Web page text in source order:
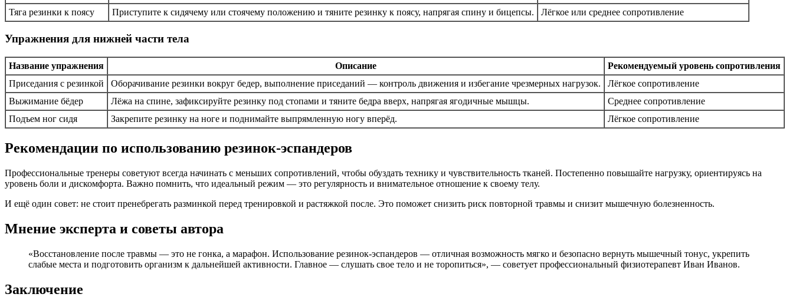
Тяга резинки к поясу
Приступите к сидячему или стоячему положению и тяните резинку к поясу, напрягая спину и бицепсы. Лёгкое или среднее сопротивление
Упражнения для нижней части тела
Название упражнения Описание
Рекомендуемый уровень сопротивления
Приседания с резинкой
Оборачивание резинки вокруг бедер, выполнение приседаний — контроль движения и избегание чрезмерных нагрузок.
Лёгкое сопротивление
Выжимание бёдер
Лёжа на спине, зафиксируйте резинку под стопами и тяните бедра вверх, напрягая ягодичные мышцы.
Среднее сопротивление
Подъем ног сидя
Закрепите резинку на ноге и поднимайте выпрямленную ногу вперёд. Лёгкое сопротивление
Рекомендации по использованию резинок-эспандеров
Профессиональные тренеры советуют всегда начинать с меньших сопротивлений, чтобы обуздать технику и чувствительность тканей. Постепенно повышайте нагрузку, ориентируясь на
уровень боли и дискомфорта. Важно помнить, что идеальный режим — это регулярность и внимательное отношение к своему телу.
И ещё один совет: не стоит пренебрегать разминкой перед тренировкой и растяжкой после. Это поможет снизить риск повторной травмы и снизит мышечную болезненность.
Мнение эксперта и советы автора
«Восстановление после травмы — это не гонка, а марафон. Использование резинок-эспандеров — отличная возможность мягко и безопасно вернуть мышечный тонус, укрепить
слабые места и подготовить организм к дальнейшей активности. Главное — слушать свое тело и не торопиться», — советует профессиональный физиотерапевт Иван Иванов.
Заключение